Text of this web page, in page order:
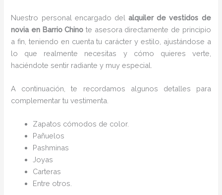
Nuestro personal encargado delalquiler de vestidos de
novia en Barrio Chino te asesora directamente de principio
a fin, teniendo en cuenta tu carácter y estilo, ajustándose a
lo que realmente necesitas y cómo quieres verte,
haciéndote sentir radiante y muy especial.
A continuación, te recordamos algunos detalles para
complementar tu vestimenta.
Zapatos cómodos de color.
Pañuelos
Pashminas
Joyas
Carteras
Entre otros.